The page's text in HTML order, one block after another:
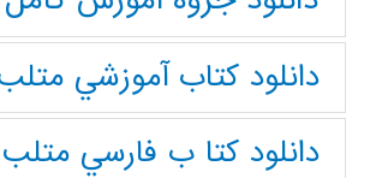
دانلود كتاب آموزشي
دانلود كتا ب فارسي متلب